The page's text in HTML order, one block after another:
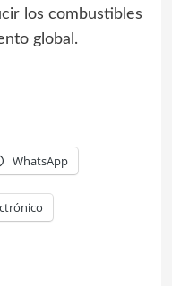
los combustibles
global.
WhatsApp